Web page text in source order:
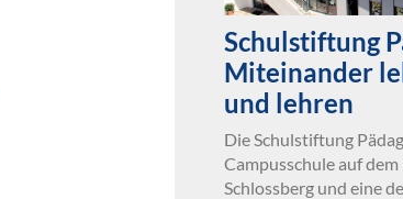
Schulstiftung
Miteinander
und lehren
Die Schulstiftung
Campusschule auf
Schlossberg und eine